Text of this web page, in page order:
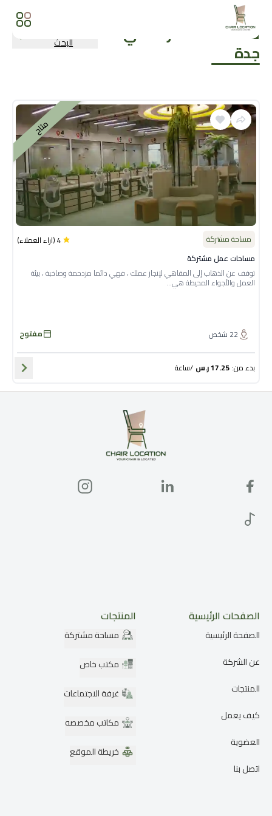
مساحات مشتركة في
جدة البحث
متاح
مساحة مشتركة 4
(اراء العملاء)
مساحات عمل مشتركة
توقف عن الذهاب إلى المقاهي لإنجاز عملك ، فهي دائما مزدحمة وصاخبة ، بيئة
العمل والأجواء المحيطة هي...
22 شخص مفتوح
بدء من:
17.25ر.س /ساعة
الصفحات الرئيسية
الصفحة الرئيسية
عن الشركة
المنتجات
كيف يعمل
العضوية
اتصل بنا
المنتجات
مساحة مشتركة
مكتب خاص
غرفة الاجتماعات
مكاتب مخصصه
خريطة الموقع